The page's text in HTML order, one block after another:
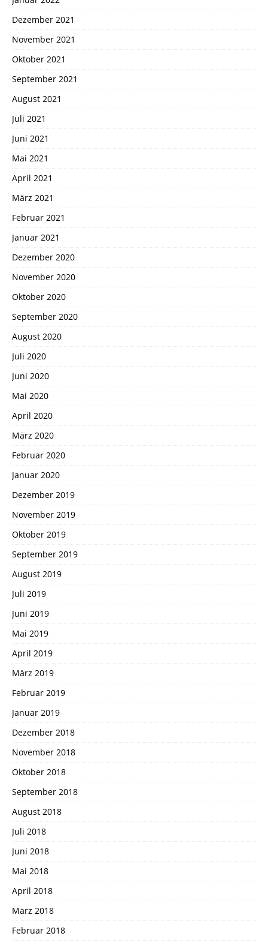
Dezember 2021
November 2021
Oktober 2021
September 2021
August 2021
Juli 2021
Juni 2021
Mai 2021
April 2021
März 2021
Februar 2021
Januar 2021
Dezember 2020
November 2020
Oktober 2020
September 2020
August 2020
Juli 2020
Juni 2020
Mai 2020
April 2020
März 2020
Februar 2020
Januar 2020
Dezember 2019
November 2019
Oktober 2019
September 2019
August 2019
Juli 2019
Juni 2019
Mai 2019
April 2019
März 2019
Februar 2019
Januar 2019
Dezember 2018
November 2018
Oktober 2018
September 2018
August 2018
Juli 2018
Juni 2018
Mai 2018
April 2018
März 2018
Februar 2018